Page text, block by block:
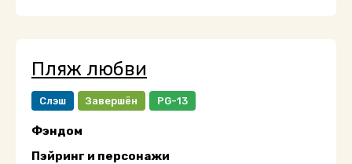
Пляж любви
Слэш Завершён PG-13
Фэндом
Пэйринг и персонажи